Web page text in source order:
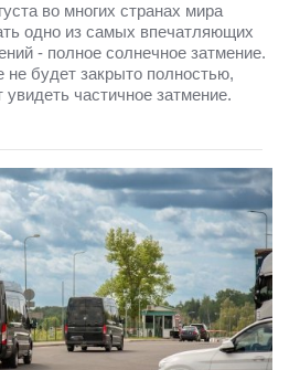
во многих странах мира
одно из самых впечатляющих
- полное солнечное затмение.
будет закрыто полностью,
частичное затмение.